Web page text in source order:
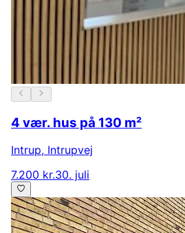
4 vær. hus på 130 m²
Intrup, Intrupvej
7.200 kr.30. juli